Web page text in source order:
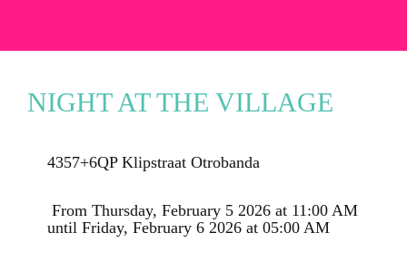
NIGHT AT THE VILLAGE
4357+6QP Klipstraat Otrobanda
until Friday, February 6 2026 at 05:00 AM